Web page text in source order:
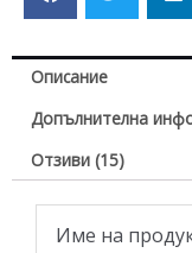
Описание
Допълнителна
Отзиви (15)
Име на